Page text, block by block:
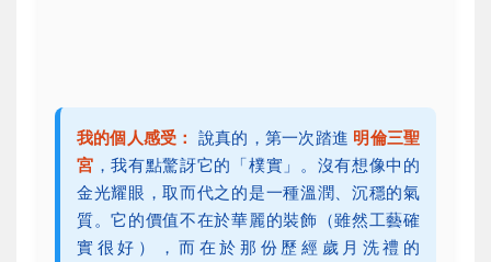
我的個人感受： 說真的，第一次踏進 明倫三聖
宮 ，我有點驚訝它的「樸實」。沒有想像中的
金光耀眼，取而代之的是一種溫潤、沉穩的氣
質。它的價值不在於華麗的裝飾（雖然工藝確
實很好），而在於那份歷經歲月洗禮的